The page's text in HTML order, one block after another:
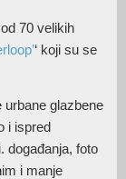
70 velikih
‘ koji su se
urbane glazbene
i ispred
događanja, foto
i manje